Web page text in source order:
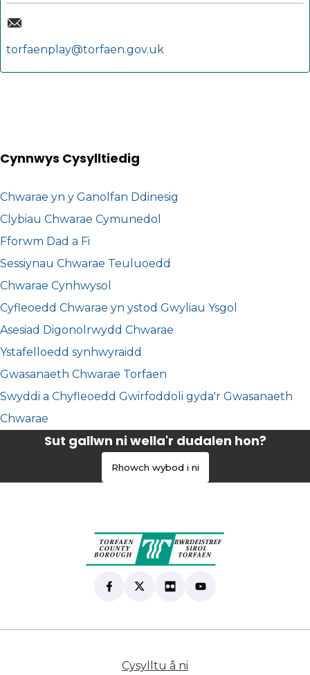
torfaenplay@torfaen.gov.uk
Cynnwys Cysylltiedig
Chwarae yn y Ganolfan Ddinesig
Clybiau Chwarae Cymunedol
Fforwm Dad a Fi
Sessiynau Chwarae Teuluoedd
Chwarae Cynhwysol
Cyfleoedd Chwarae yn ystod Gwyliau Ysgol
Asesiad Digonolrwydd Chwarae
Ystafelloedd synhwyraidd
Gwasanaeth Chwarae Torfaen
Swyddi a Chyfleoedd Gwirfoddoli gyda'r Gwasanaeth
Chwarae
Sut gallwn ni wella'r dudalen hon?
Rhowch wybod i ni
Find us on Facebook
(yn agor mewn tab newydd)
Follow us on X
(yn agor mewn tab newydd)
View our Flickr
(yn agor mewn tab
Subscribe to our
(yn agor mewn tab
Cysylltu â ni